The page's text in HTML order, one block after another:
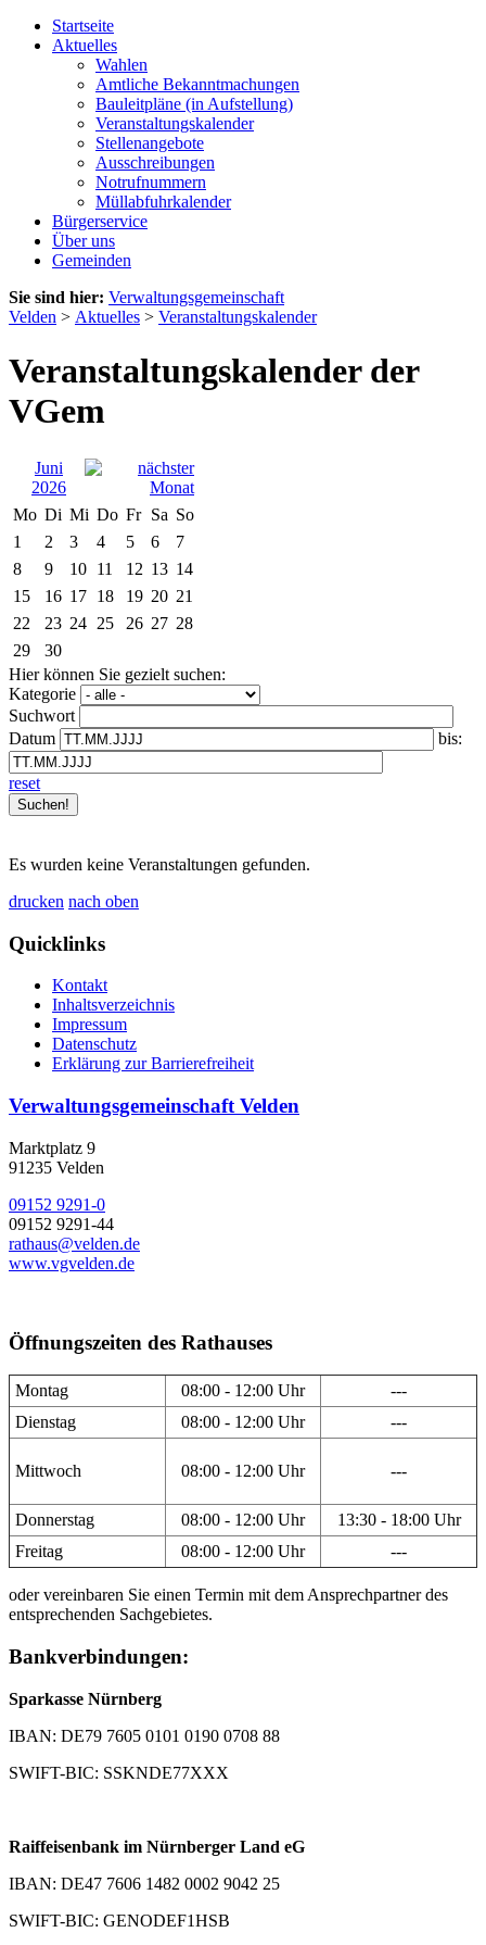
Startseite
Aktuelles
Wahlen
Amtliche Bekanntmachungen
Bauleitpläne (in Aufstellung)
Veranstaltungskalender
Stellenangebote
Ausschreibungen
Notrufnummern
Müllabfuhrkalender
Bürgerservice
Über uns
Gemeinden
Sie sind hier: Verwaltungsgemeinschaft
Velden > Aktuelles > Veranstaltungskalender
Veranstaltungskalender der
VGem
Juni
2026
Mo Di Mi Do Fr Sa So
1
2 3 4 5 6
7
8
9 10 11 12 13 14
15
16 17 18 19 20 21
22
23 24 25 26 27 28
29
30
Hier können Sie gezielt suchen:
Kategorie
Suchwort
Datum
bis:
reset
Es wurden keine Veranstaltungen gefunden.
drucken nach oben
Quicklinks
Kontakt
Inhaltsverzeichnis
Impressum
Datenschutz
Erklärung zur Barrierefreiheit
Verwaltungsgemeinschaft Velden
Marktplatz 9
91235 Velden
09152 9291-0
09152 9291-44
rathaus@velden.de
www.vgvelden.de
Öffnungszeiten des Rathauses
Montag 08:00 - 12:00 Uhr
---
Dienstag
08:00 - 12:00 Uhr ---
Mittwoch 08:00 - 12:00 Uhr ---
Donnerstag 08:00 - 12:00 Uhr
13:30 - 18:00 Uhr
Freitag
08:00 - 12:00 Uhr ---
oder vereinbaren Sie einen Termin mit dem Ansprechpartner des
entsprechenden Sachgebietes.
Bankverbindungen:
Sparkasse Nürnberg
IBAN: DE79 7605 0101 0190 0708 88
SWIFT-BIC: SSKNDE77XXX
Raiffeisenbank im Nürnberger Land eG
IBAN: DE47 7606 1482 0002 9042 25
SWIFT-BIC: GENODEF1HSB